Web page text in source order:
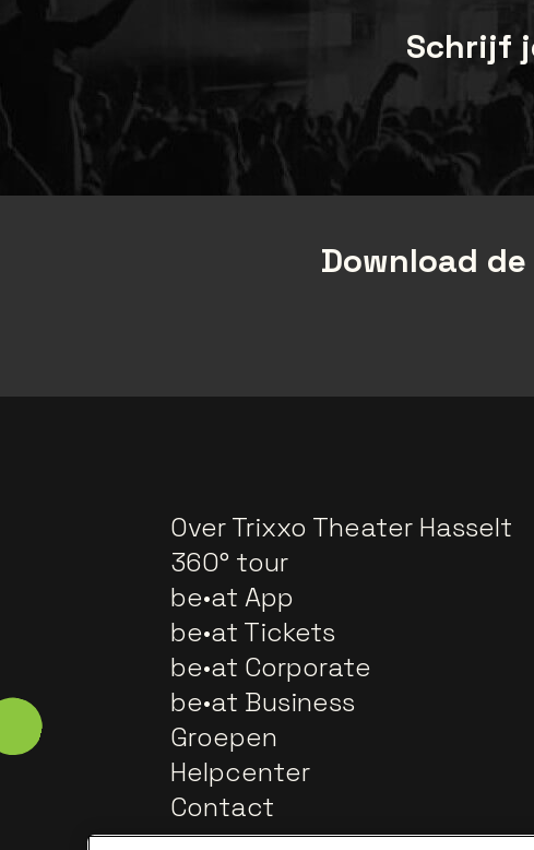
Schrijf
Download
Over Trixxo Theater Hasselt
360° tour
be•at App
be•at Tickets
be•at Corporate
be•at Business
Groepen
Helpcenter
Contact